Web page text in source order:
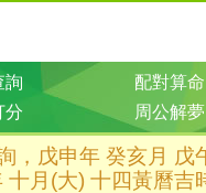
詢 配對算命
分 周公解夢
，戊申年 癸亥月 戊
十月(大) 十四黃曆吉